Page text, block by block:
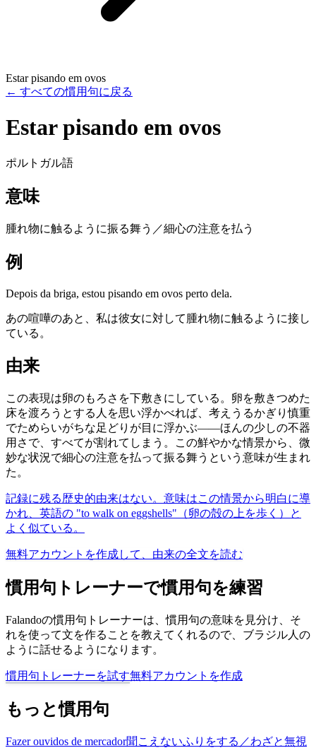
Estar pisando em ovos
← すべての慣用句に戻る
Estar pisando em ovos
ポルトガル語
意味
腫れ物に触るように振る舞う／細心の注意を払う
例
Depois da briga, estou pisando em ovos perto dela.
あの喧嘩のあと、私は彼女に対して腫れ物に触るように接し
ている。
由来
この表現は卵のもろさを下敷きにしている。卵を敷きつめた
床を渡ろうとする人を思い浮かべれば、考えうるかぎり慎重
でためらいがちな足どりが目に浮かぶ——ほんの少しの不器
用さで、すべてが割れてしまう。この鮮やかな情景から、微
妙な状況で細心の注意を払って振る舞うという意味が生まれ
た。
記録に残る歴史的由来はない。意味はこの情景から明白に導
かれ、英語の "to walk on eggshells"（卵の殻の上を歩く）と
よく似ている。
無料アカウントを作成して、由来の全文を読む
慣用句トレーナーで慣用句を練習
Falandoの慣用句トレーナーは、慣用句の意味を見分け、そ
れを使って文を作ることを教えてくれるので、ブラジル人の
ように話せるようになります。
慣用句トレーナーを試す無料アカウントを作成
もっと慣用句
Fazer ouvidos de mercador聞こえないふりをする／わざと無視